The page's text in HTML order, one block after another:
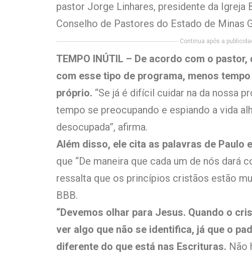
pastor Jorge Linhares, presidente da Igreja
Conselho de Pastores do Estado de Minas
Continua após a
TEMPO INÚTIL – De acordo com o
com esse tipo de programa, menos
próprio. “Se já é difícil cuidar na da nossa
tempo se preocupando e espiando a vida
desocupada”, afirma.
Além disso, ele cita as palavras de Paulo
que “De maneira que cada um de nós dará
ressalta que os princípios cristãos estão
BBB.
“Devemos olhar para Jesus. Quando o
ver algo que não se identifica, já que o
diferente do que está nas Escrituras. Não